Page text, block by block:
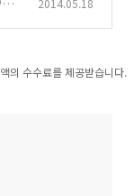
의 수수료를 제공받습니다.